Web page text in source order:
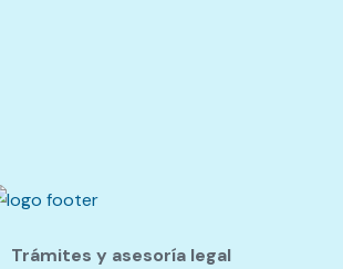
Trámites y asesoría legal